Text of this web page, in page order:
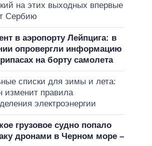
на этих выходных впервые
Сербию
в аэропорту Лейпцига: в
опровергли информацию
на борту самолета
списки для зимы и лета:
изменит правила
электроэнергии
грузовое судно попало
дронами в Черном море –